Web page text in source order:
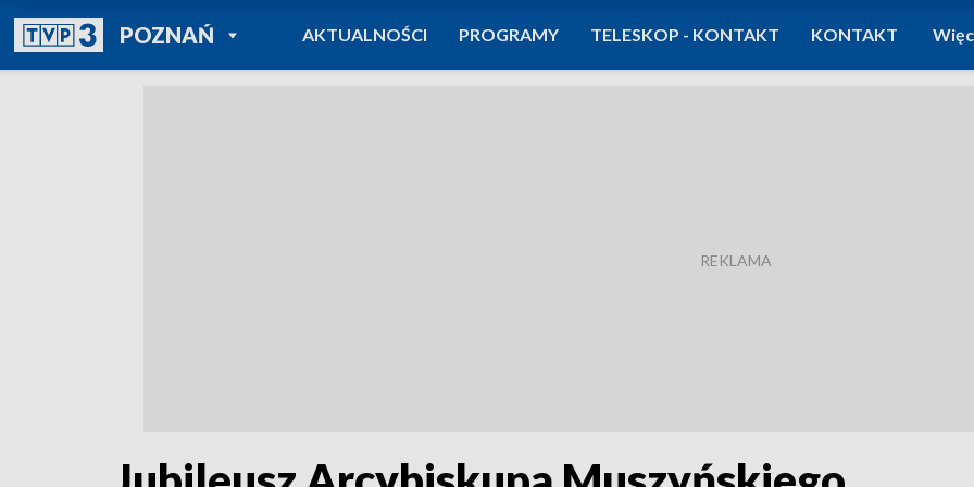
POZNAŃPOWRÓT DO
TVP REGIONY
AKTUALNOŚCI PROGRAMY TELESKOP - KONTAKT KONTAKT